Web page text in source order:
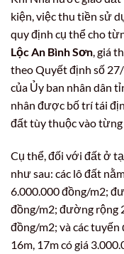
kiện, việc thu tiền sử
quy định cụ thể cho
Lộc An Bình Sơn, giá
theo Quyết định số
của Ủy ban nhân dân
nhân được bố trí tái
đất tùy thuộc vào
Cụ thể, đối với đất ở
như sau: các lô đất
6.000.000 đồng/m2;
đồng/m2; đường rộng
đồng/m2; và các
16m, 17m có giá